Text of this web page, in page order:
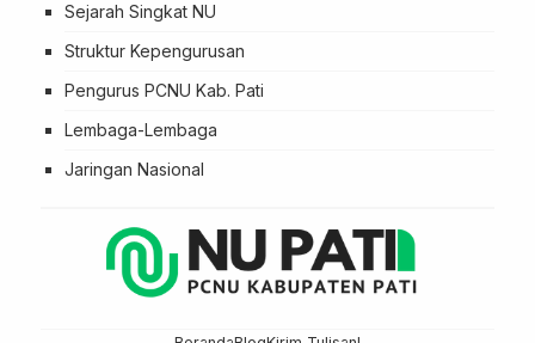
Sejarah Singkat NU
Struktur Kepengurusan
Pengurus PCNU Kab. Pati
Lembaga-Lembaga
Jaringan Nasional